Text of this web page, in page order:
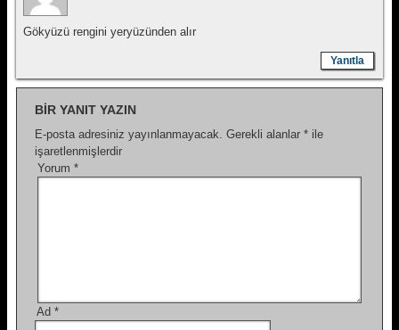
Gökyüzü rengini yeryüzünden alır
Yanıtla
BIR YANIT YAZIN
E-posta adresiniz yayınlanmayacak. Gerekli alanlar * ile
işaretlenmişlerdir
Yorum *
Ad *